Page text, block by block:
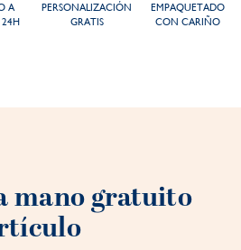
A
PERSONALIZACIÓN
GRATIS
EMPAQUETADO
CON CARIÑO
mano gratuito